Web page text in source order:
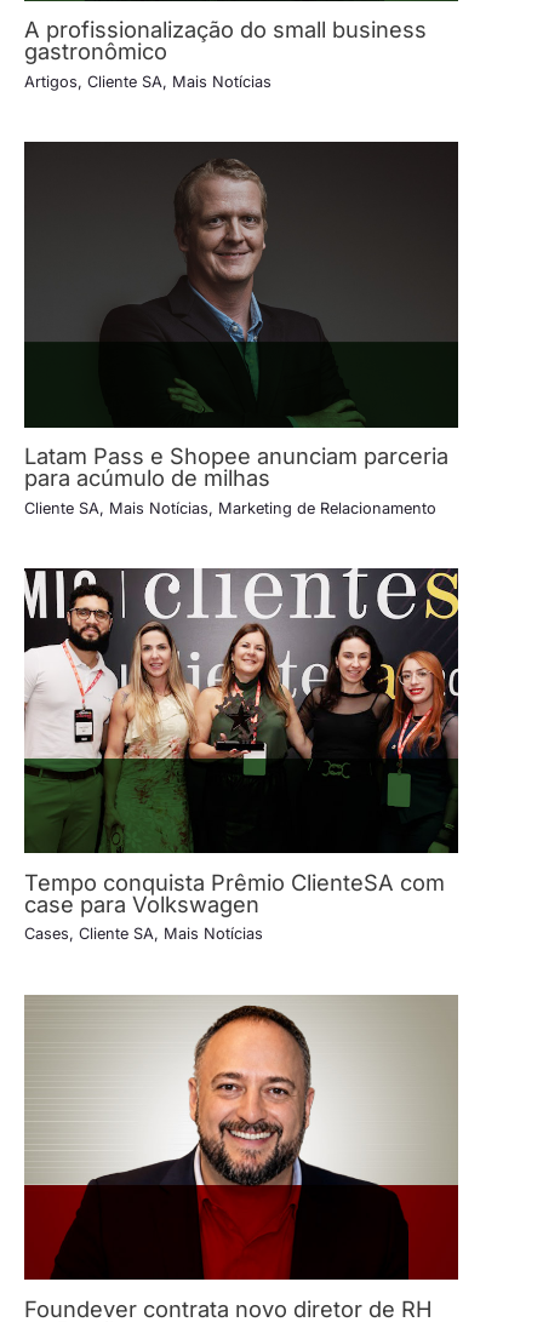
A profissionalização do small business
gastronômico
Artigos, Cliente SA, Mais Notícias
Latam Pass e Shopee anunciam parceria
para acúmulo de milhas
Cliente SA, Mais Notícias, Marketing de Relacionamento
Tempo conquista Prêmio ClienteSA com
case para Volkswagen
Cases, Cliente SA, Mais Notícias
Foundever contrata novo diretor de RH